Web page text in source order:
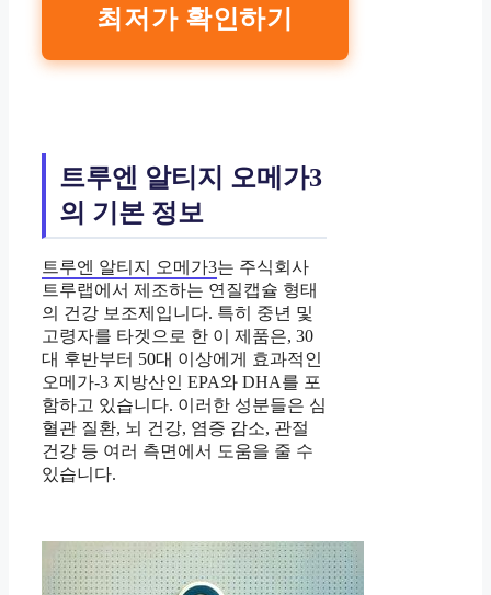
최저가 확인하기
트루엔 알티지 오메가3
의 기본 정보
트루엔 알티지 오메가3는 주식회사
트루랩에서 제조하는 연질캡슐 형태
의 건강 보조제입니다. 특히 중년 및
고령자를 타겟으로 한 이 제품은, 30
대 후반부터 50대 이상에게 효과적인
오메가-3 지방산인 EPA와 DHA를 포
함하고 있습니다. 이러한 성분들은 심
혈관 질환, 뇌 건강, 염증 감소, 관절
건강 등 여러 측면에서 도움을 줄 수
있습니다.